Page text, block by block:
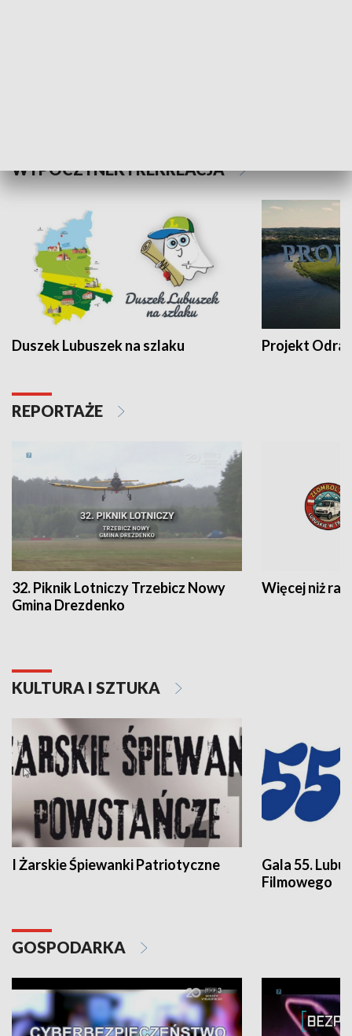
WYPOCZYNEK I REKREACJA
Duszek Lubuszek na szlaku Projekt Odra
REPORTAŻE
32. Piknik Lotniczy Trzebicz Nowy
Gmina Drezdenko
Więcej niż rajd
KULTURA I SZTUKA
I Żarskie Śpiewanki Patriotyczne
Gala 55.
Filmowego
GOSPODARKA